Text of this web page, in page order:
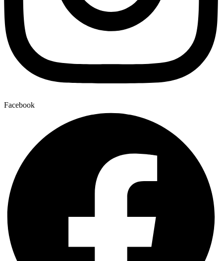
Facebook